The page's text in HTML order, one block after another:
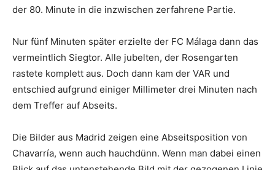
der 80. Minute in die inzwischen zerfahrene Partie.
Nur fünf Minuten später erzielte der FC Málaga dann das
vermeintlich Siegtor. Alle jubelten, der Rosengarten
rastete komplett aus. Doch dann kam der VAR und
entschied aufgrund einiger Millimeter drei Minuten nach
dem Treffer auf Abseits.
Die Bilder aus Madrid zeigen eine Abseitsposition von
Chavarría, wenn auch hauchdünn. Wenn man dabei einen